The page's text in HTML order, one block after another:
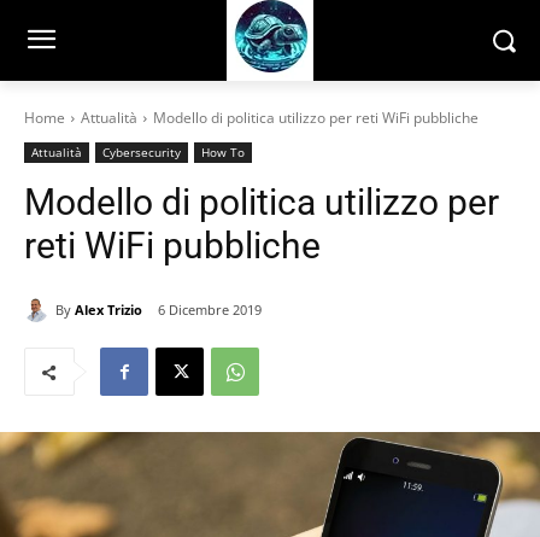
Home Attualità Modello di politica utilizzo per reti WiFi pubbliche
Attualità Cybersecurity How To
Modello di politica utilizzo per
reti WiFi pubbliche
By Alex Trizio 6 Dicembre 2019